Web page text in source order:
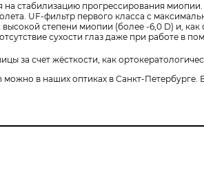
на стабилизацию прогрессирования миопии.
UF-фильтр первого класса с
степени миопии (более -6,0 D) и, как
сухости глаз даже при работе в
за счет жёсткости, как
в наших оптиках в Санкт-